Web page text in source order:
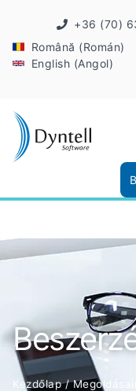
+36 (70)
Română (Román)
English (Angol)
Kezdőlap/